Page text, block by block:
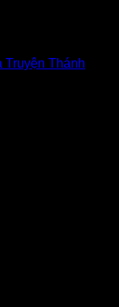
Truyện Thánh